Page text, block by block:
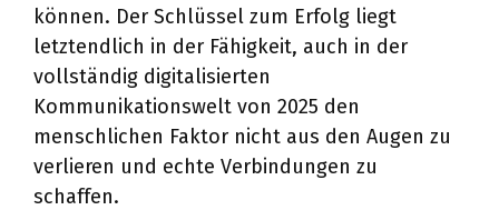
können. Der Schlüssel zum Erfolg liegt
letztendlich in der Fähigkeit, auch in der
vollständig digitalisierten
Kommunikationswelt von 2025 den
menschlichen Faktor nicht aus den Augen zu
verlieren und echte Verbindungen zu
schaffen.